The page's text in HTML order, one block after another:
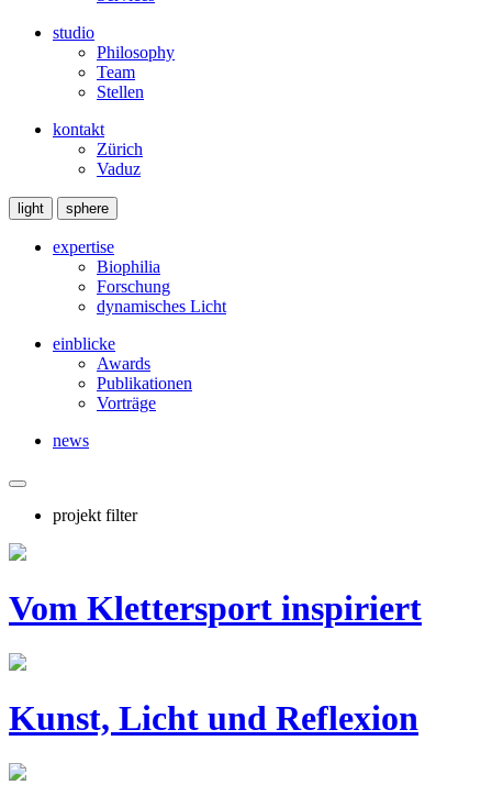
studio
Philosophy
Team
Stellen
kontakt
Zürich
Vaduz
light sphere
expertise
Biophilia
Forschung
dynamisches Licht
einblicke
Awards
Publikationen
Vorträge
news
projekt filter
Vom Klettersport inspiriert
Kunst, Licht und Reflexion